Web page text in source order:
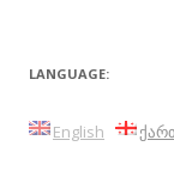
LANGUAGE:
English